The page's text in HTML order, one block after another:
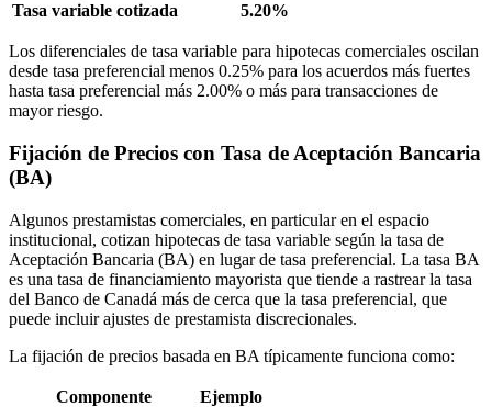
Tasa variable cotizada
5.20%
Los diferenciales de tasa variable para hipotecas comerciales oscilan
desde tasa preferencial menos 0.25% para los acuerdos más fuertes
hasta tasa preferencial más 2.00% o más para transacciones de
mayor riesgo.
Fijación de Precios con Tasa de Aceptación Bancaria
(BA)
Algunos prestamistas comerciales, en particular en el espacio
institucional, cotizan hipotecas de tasa variable según la tasa de
Aceptación Bancaria (BA) en lugar de tasa preferencial. La tasa BA
es una tasa de financiamiento mayorista que tiende a rastrear la tasa
del Banco de Canadá más de cerca que la tasa preferencial, que
puede incluir ajustes de prestamista discrecionales.
La fijación de precios basada en BA típicamente funciona como:
Componente
Ejemplo